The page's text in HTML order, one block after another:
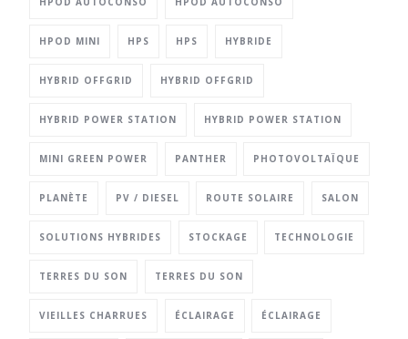
HPOD MINI HPS HPS HYBRIDE
HYBRID OFFGRID HYBRID OFFGRID
HYBRID POWER STATION HYBRID POWER STATION
MINI GREEN POWER PANTHER PHOTOVOLTAÏQUE
PLANÈTE PV / DIESEL ROUTE SOLAIRE SALON
SOLUTIONS HYBRIDES STOCKAGE TECHNOLOGIE
TERRES DU SON TERRES DU SON
VIEILLES CHARRUES ÉCLAIRAGE ÉCLAIRAGE